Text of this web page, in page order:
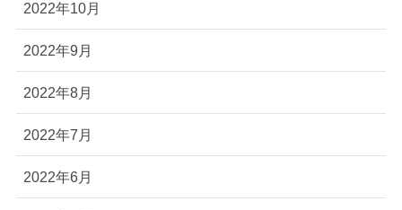
2022年10月
2022年9月
2022年8月
2022年7月
2022年6月